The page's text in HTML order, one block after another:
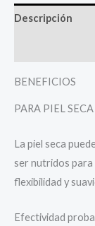
Descripción
BENEFICIOS
PARA PIEL SECA
La piel seca
ser nutridos para
flexibilidad y
Efectividad